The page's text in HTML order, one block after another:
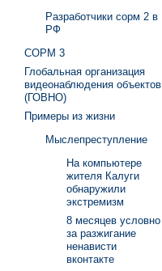
Разработчики сорм 2 в
РФ
СОРМ 3
Глобальная организация
видеонаблюдения объектов
(ГОВНО)
Примеры из жизни
Мыслепреступление
На компьютере
жителя Калуги
обнаружили
экстремизм
8 месяцев условно
за разжигание
ненависти
вконтакте